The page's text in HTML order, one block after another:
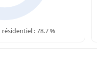
résidentiel : 78.7 %